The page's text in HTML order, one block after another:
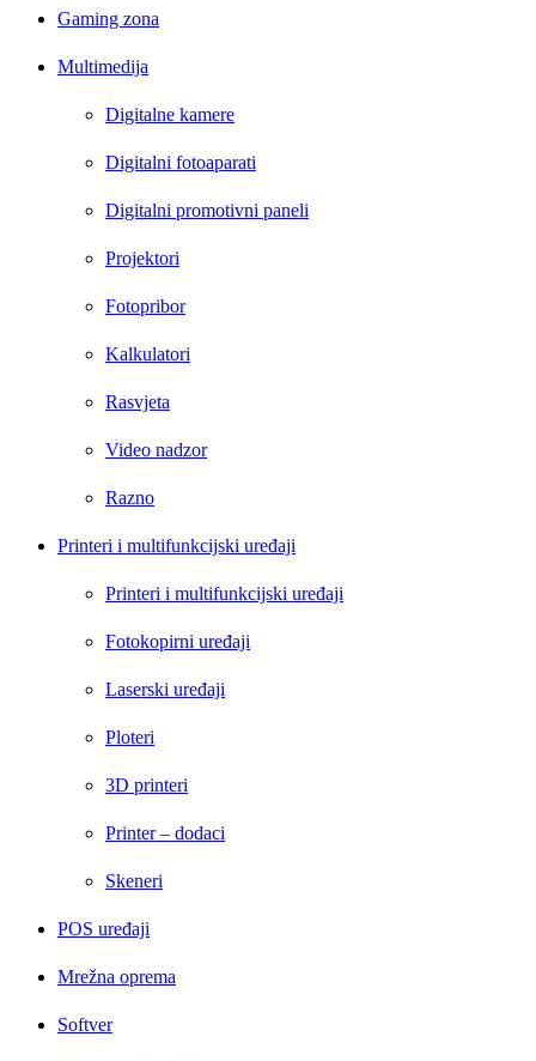
Gaming zona
Multimedija
Digitalne kamere
Digitalni fotoaparati
Digitalni promotivni paneli
Projektori
Fotopribor
Kalkulatori
Rasvjeta
Video nadzor
Razno
Printeri i multifunkcijski uređaji
Printeri i multifunkcijski uređaji
Fotokopirni uređaji
Laserski uređaji
Ploteri
3D printeri
Printer – dodaci
Skeneri
POS uređaji
Mrežna oprema
Softver